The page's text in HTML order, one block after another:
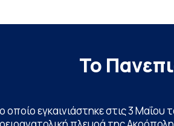
Το
εγκαινιάστηκε στις 3 Μαΐου